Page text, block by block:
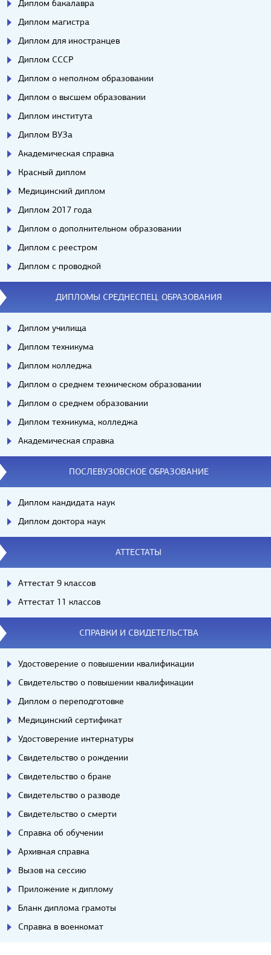
Диплом бакалавра
Диплом магистра
Диплом для иностранцев
Диплом СССР
Диплом о неполном образовании
Диплом о высшем образовании
Диплом института
Диплом ВУЗа
Академическая справка
Красный диплом
Медицинский диплом
Диплом 2017 года
Диплом о дополнительном образовании
Диплом с реестром
Диплом с проводкой
ДИПЛОМЫ СРЕДНЕСПЕЦ. ОБРАЗОВАНИЯ
Диплом училища
Диплом техникума
Диплом колледжа
Диплом о среднем техническом образовании
Диплом о среднем образовании
Диплом техникума, колледжа
Академическая справка
ПОСЛЕВУЗОВСКОЕ ОБРАЗОВАНИЕ
Диплом кандидата наук
Диплом доктора наук
АТТЕСТАТЫ
Аттестат 9 классов
Аттестат 11 классов
СПРАВКИ И СВИДЕТЕЛЬСТВА
Удостоверение о повышении квалификации
Свидетельство о повышении квалификации
Диплом о переподготовке
Медицинский сертификат
Удостоверение интернатуры
Свидетельство о рождении
Свидетельство о браке
Свидетельство о разводе
Свидетельство о смерти
Справка об обучении
Архивная справка
Вызов на сессию
Приложение к диплому
Бланк диплома грамоты
Справка в военкомат